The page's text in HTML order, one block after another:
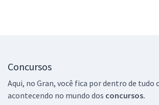
Concursos
Aqui, no Gran, você fica por dentro de tudo
acontecendo no mundo dos concursos.